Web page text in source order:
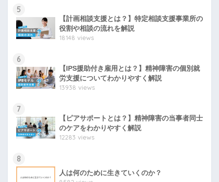
5
【計画相談支援とは？】特定相談支援事業所の
役割や相談の流れを解説
18148 views
6
【IPS援助付き雇用とは？】精神障害の個別就
労支援についてわかりやすく解説
13938 views
7
【ピアサポートとは？】精神障害の当事者同士
のケアをわかりやすく解説
12283 views
8
人は何のために生きていくのか？